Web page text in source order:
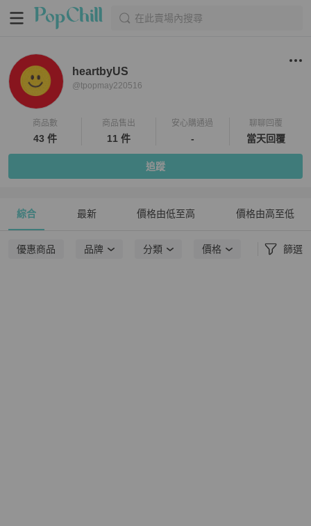
在此賣場內搜尋
heartbyUS
@tpopmay220516
商品數
43 件
商品售出
11 件
安心購通過
-
聊聊回覆
當天回覆
追蹤
綜合 最新 價格由低至高 價格由高至低
優惠商品 品牌 分類 價格 篩選